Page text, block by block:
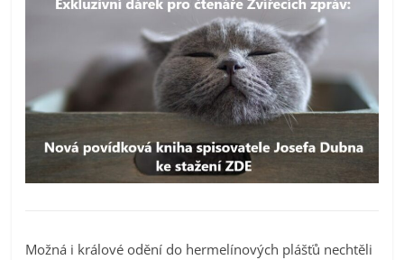
Možná i králové odění do hermelínových plášťů nechtěli